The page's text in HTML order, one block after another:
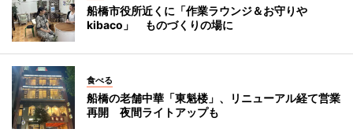
船橋市役所近くに「作業ラウンジ＆お守りや
kibaco」 ものづくりの場に
食べる
船橋の老舗中華「東魁楼」、リニューアル経て営業
再開 夜間ライトアップも